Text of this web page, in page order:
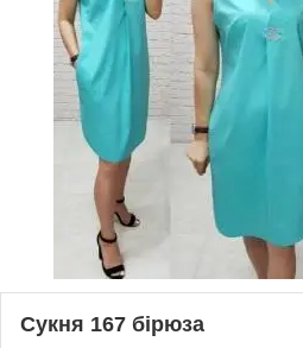
Сукня 167 бірюза